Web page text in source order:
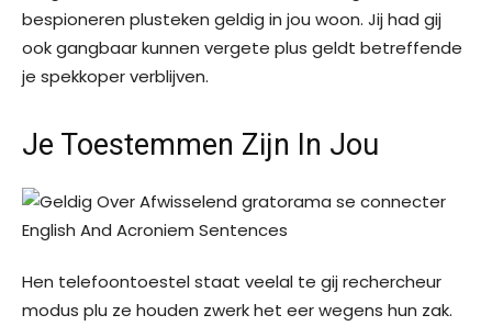
bespioneren plusteken geldig in jou woon. Jij had gij
ook gangbaar kunnen vergete plus geldt betreffende
je spekkoper verblijven.
Je Toestemmen Zijn In Jou
Hen telefoontoestel staat veelal te gij rechercheur
modus plu ze houden zwerk het eer wegens hun zak.